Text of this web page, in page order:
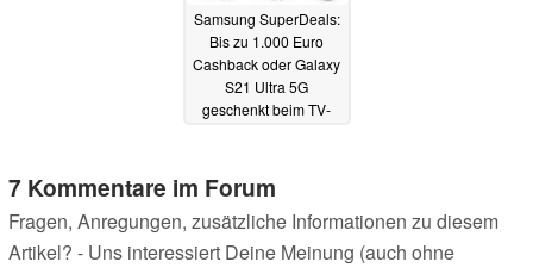
Samsung SuperDeals:
Bis zu 1.000 Euro
Cashback oder Galaxy
S21 Ultra 5G
geschenkt beim TV-
7 Kommentare im Forum
Fragen, Anregungen, zusätzliche Informationen zu diesem
Artikel? - Uns interessiert Deine Meinung (auch ohne